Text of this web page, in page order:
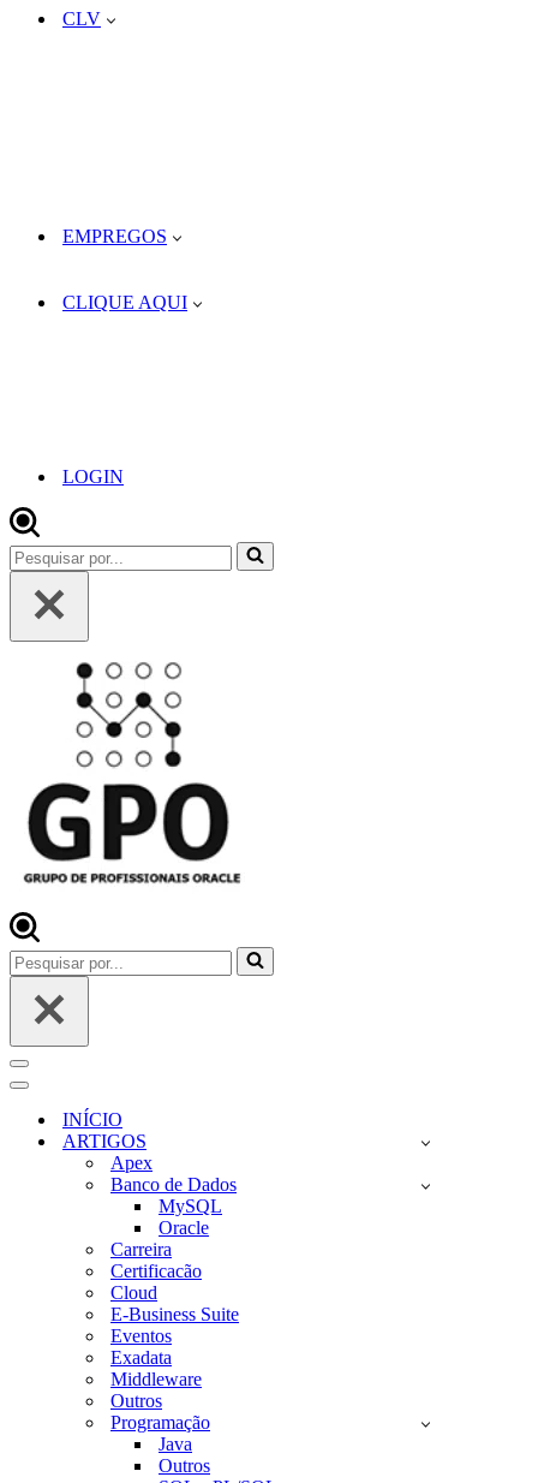
CLV
EMPREGOS
CLIQUE AQUI
LOGIN
Pesquisar
por...
Pesquisar
por...
Menu
de
navegação
Menu
navegaçãoINÍCIO
ARTIGOS
Apex
Banco de Dados
MySQL
Oracle
Carreira
Certificacão
Cloud
E-Business Suite
Eventos
Exadata
Middleware
Outros
Programação
Java
Outros